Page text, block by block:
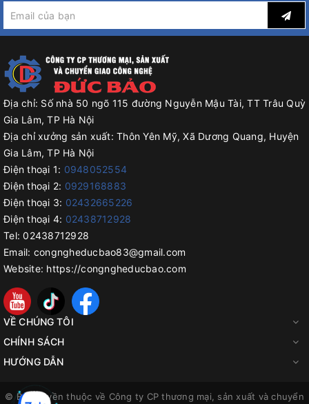
Địa chỉ: Số nhà 50 ngõ 115 đường Nguyễn Mậu Tài, TT Trâu Quỳ
Gia Lâm, TP Hà Nội
Địa chỉ xưởng sản xuất: Thôn Yên Mỹ, Xã Dương Quang, Huyện
Gia Lâm, TP Hà Nội
Điện thoại 1: 0948052554
Điện thoại 2: 0929168883
Điện thoại 3: 02432665226
Điện thoại 4: 02438712928
Tel: 02438712928
Email: congngheducbao83@gmail.com
Website: https://congngheducbao.com
VỀ CHÚNG TÔI
CHÍNH SÁCH
HƯỚNG DẪN
© Bản quyền thuộc về Công ty CP thương mại, sản xuất và chuyển